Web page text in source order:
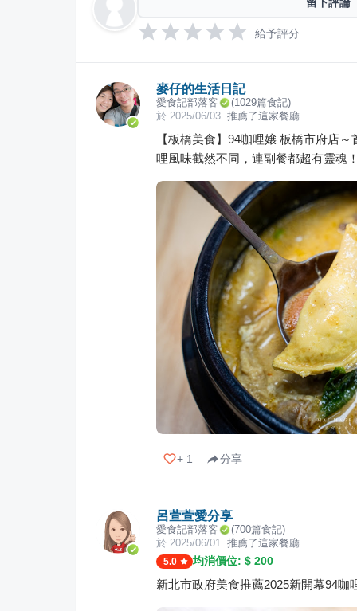
給予評分
麥仔的生活日記
愛食記部落客 (1029篇食記)
於 2025/06/03 推薦了這家餐廳
【板橋美食】94咖哩嬢 板橋市府店
哩風味截然不同，連副餐都超有靈魂
+ 1 分享
呂萱萱愛分享
愛食記部落客 (700篇食記)
於 2025/06/01 推薦了這家餐廳
5.0 均消價位: $ 200
新北市政府美食推薦2025新開幕94